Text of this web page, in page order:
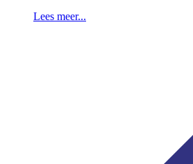
Lees meer...